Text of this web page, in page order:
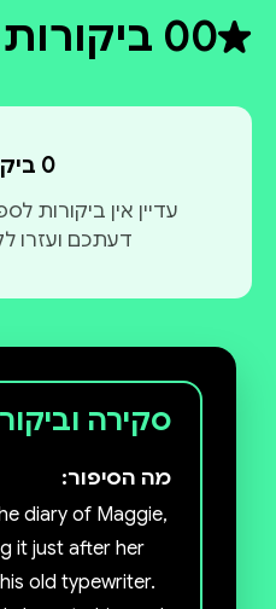
0דירוג ממוצע 0
0 ביקורות
0 ביקורות
עדיין אין ביקורות
דעתכם ועזרו
סקירה
מה הסיפור:
diary of Maggie,
it just after her
old typewriter.